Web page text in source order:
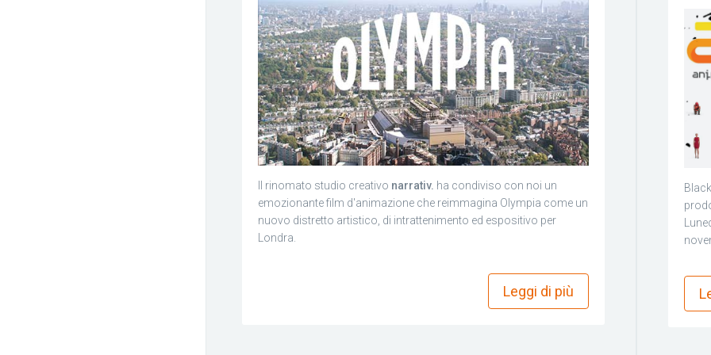
Il rinomato studio creativo narrativ. ha condiviso con noi un
emozionante film d'animazione che reimmagina Olympia come un
nuovo distretto artistico, di intrattenimento ed espositivo per
Londra.
Leggi di più